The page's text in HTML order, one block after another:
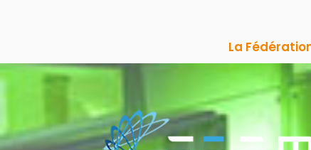
contenu
La